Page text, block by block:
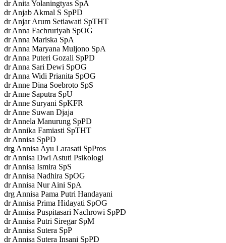
dr Anita Yolaningtyas SpA
dr Anjab Akmal S SpPD
dr Anjar Arum Setiawati SpTHT
dr Anna Fachruriyah SpOG
dr Anna Mariska SpA
dr Anna Maryana Muljono SpA
dr Anna Puteri Gozali SpPD
dr Anna Sari Dewi SpOG
dr Anna Widi Prianita SpOG
dr Anne Dina Soebroto SpS
dr Anne Saputra SpU
dr Anne Suryani SpKFR
dr Anne Suwan Djaja
dr Annela Manurung SpPD
dr Annika Famiasti SpTHT
dr Annisa SpPD
drg Annisa Ayu Larasati SpPros
dr Annisa Dwi Astuti Psikologi
dr Annisa Ismira SpS
dr Annisa Nadhira SpOG
dr Annisa Nur Aini SpA
drg Annisa Pama Putri Handayani
dr Annisa Prima Hidayati SpOG
dr Annisa Puspitasari Nachrowi SpPD
dr Annisa Putri Siregar SpM
dr Annisa Sutera SpP
dr Annisa Sutera Insani SpPD